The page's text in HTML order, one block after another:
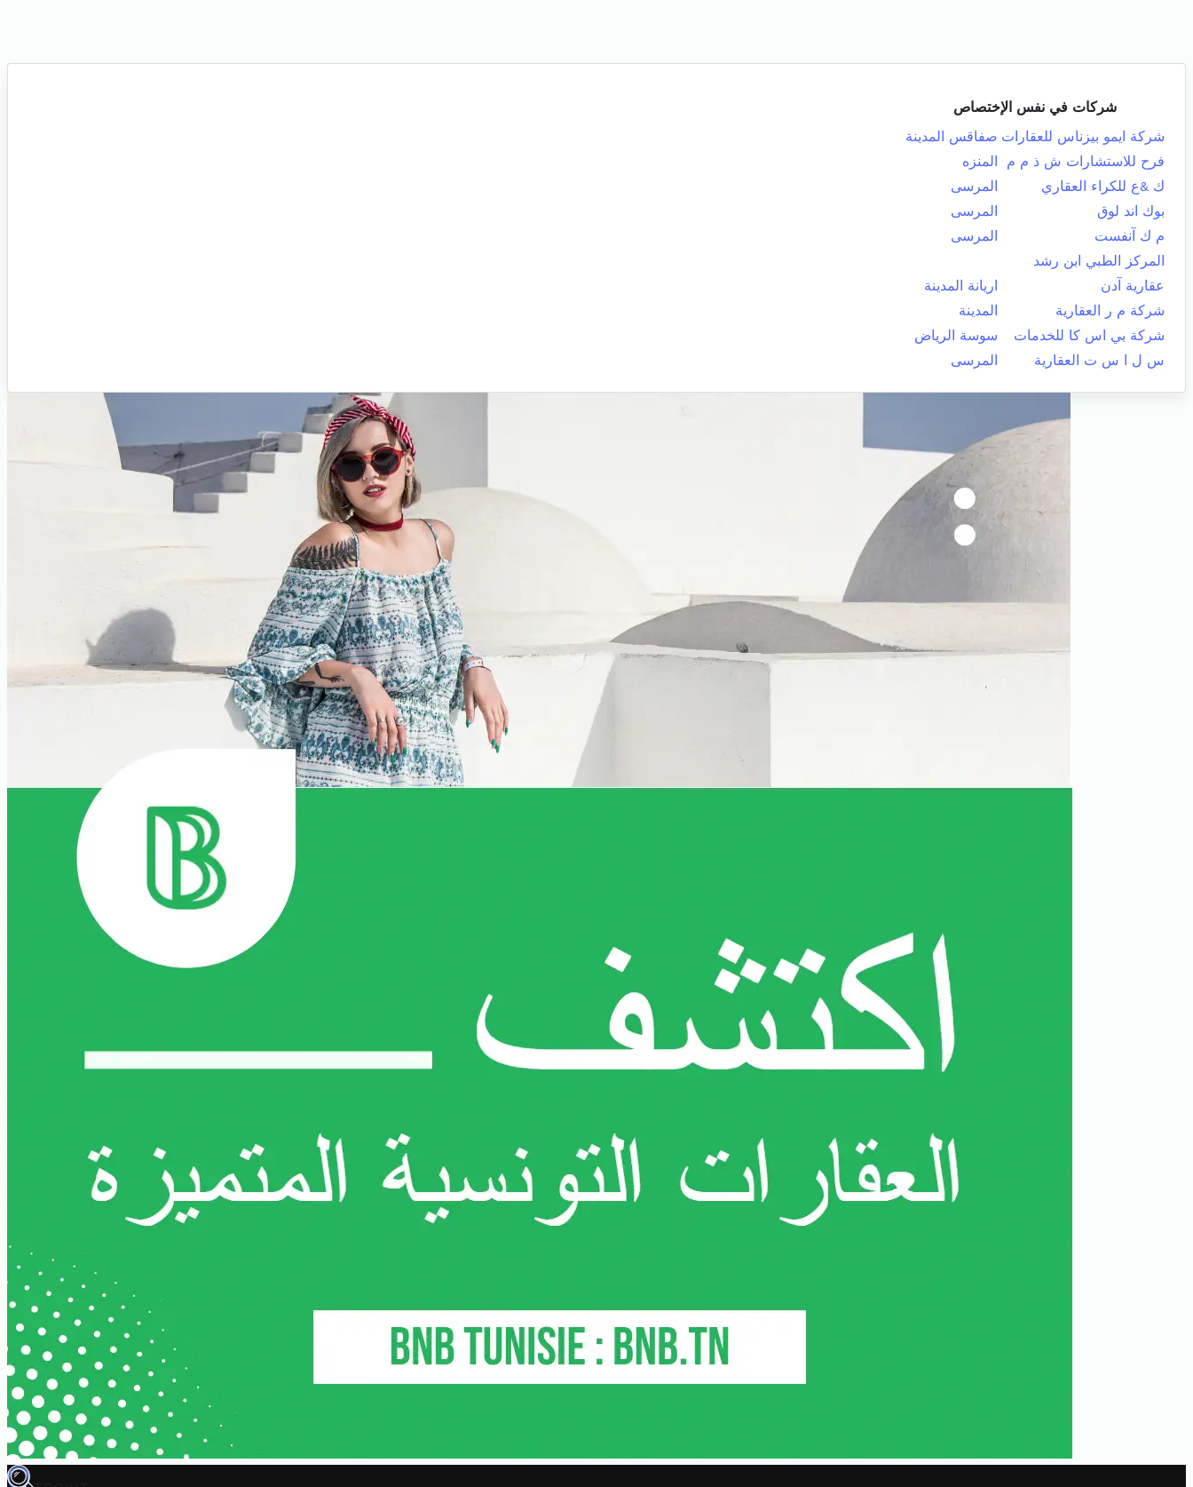
شركات في نفس الإختصاص
شركة ايمو بيزناس للعقارات صفاقس المدينة
فرح للاستشارات ش ذ م م
المنزه
ك &ع للكراء العقاري
المرسى
بوك اند لوق
المرسى
م ك آنفست
المرسى
المركز الطبي ابن رشد
عقارية آدن
اريانة المدينة
شركة م ر العقارية
المدينة
شركة بي اس كا للخدمات
سوسة الرياض
س ل ا س ت العقارية
المرسى